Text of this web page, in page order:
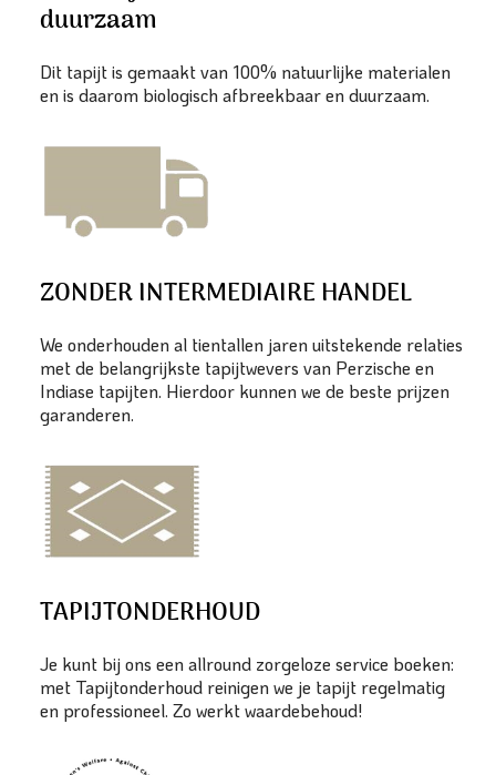
duurzaam
Dit tapijt is gemaakt van 100% natuurlijke materialen
en is daarom biologisch afbreekbaar en duurzaam.
ZONDER INTERMEDIAIRE HANDEL
We onderhouden al tientallen jaren uitstekende relaties
met de belangrijkste tapijtwevers van Perzische en
Indiase tapijten. Hierdoor kunnen we de beste prijzen
garanderen.
TAPIJTONDERHOUD
Je kunt bij ons een allround zorgeloze service boeken:
met Tapijtonderhoud reinigen we je tapijt regelmatig
en professioneel. Zo werkt waardebehoud!